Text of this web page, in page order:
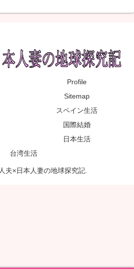
Profile
Sitemap
スペイン生活
国際結婚
日本生活
台湾生活
夫×日本人妻の地球探究記.